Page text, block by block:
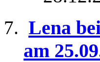
Lena
am